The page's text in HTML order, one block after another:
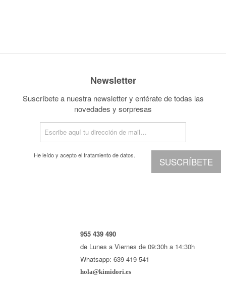
Newsletter
Suscríbete a nuestra newsletter y entérate de todas las
novedades y sorpresas
SUSCRÍBETE
He leído y acepto eltratamiento de datos.
955 439 490
de Lunes a Viernes de 09:30h a 14:30h
Whatsapp: 639 419 541
hola@kimidori.es